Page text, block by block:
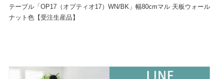
テーブル「OP17（オプティオ17）WN/BK」幅80cmマル 天板ウォール
ナット色【受注生産品】